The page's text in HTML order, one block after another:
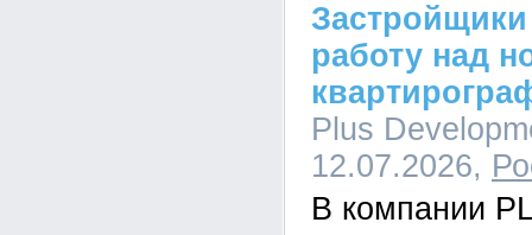
работу над
Plus
12.07.2026,
В компании